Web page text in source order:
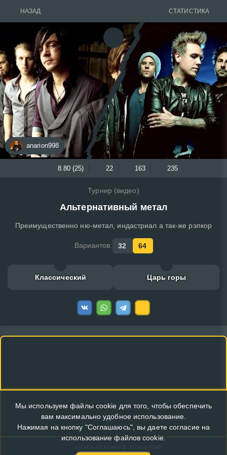
НАЗАД СТАТИСТИКА
anarion998
8.80 (25) 22 163 235
Турнир (видео)
Альтернативный метал
Преимущественно ню-метал, индастриал а так-же рэпкор
Вариантов: 32 64
Классический Царь горы
Мы используем файлы cookie для того, чтобы обеспечить
вам максимально удобное использование.
Нажимая на кнопку "Соглашаюсь", вы даете согласие на
использование файлов cookie.